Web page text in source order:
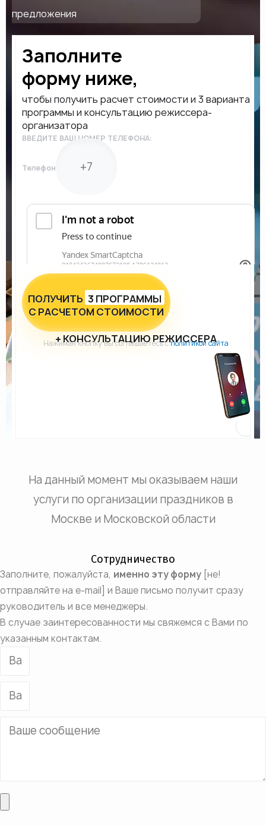
предложения
Заполните
форму ниже,
чтобы получить расчет стоимости и 3 варианта
программы и консультацию режиссера-
организатора
ВВЕДИТЕ ВАШ НОМЕР ТЕЛЕФОНА:
Телефон
ПОЛУЧИТЬ 3 ПРОГРАММЫ
С РАСЧЕТОМ СТОИМОСТИ
+ КОНСУЛЬТАЦИЮ РЕЖИССЕРА
Нажимая кнопку вы соглашаетесь сполитикой сайта
На данный момент мы оказываем наши
услуги по организации праздников в
Москве и Московской области
Сотрудничество
Заполните, пожалуйста, именно эту форму [не!
отправляйте на e-mail] и Ваше письмо получит сразу
руководитель и все менеджеры.
В случае заинтересованности мы свяжемся с Вами по
указанным контактам.